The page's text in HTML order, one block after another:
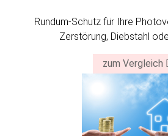
Rundum-Schutz für Ihre
Zerstörung, Diebstahl
zum Vergleich